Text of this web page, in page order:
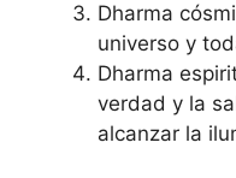
Dharma
universo y
Dharma
verdad y la
alcanzar la